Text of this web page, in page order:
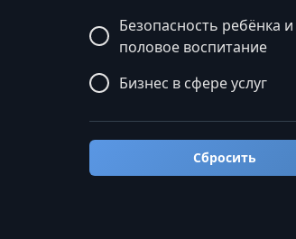
Безопасность ребёнка и
половое воспитание
Бизнес в сфере услуг
Бизнес: мастермайнды и
общие курсы
Блюда и рецепты
Сбросить